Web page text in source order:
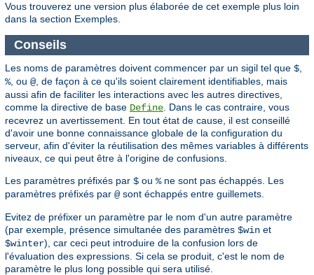
Vous trouverez une version plus élaborée de cet exemple plus loin
dans la section Exemples.
Conseils
Les noms de paramètres doivent commencer par un sigil tel que $
%, ou @, de façon à ce qu'ils soient clairement identifiables, mais
aussi afin de faciliter les interactions avec les autres directives,
comme la directive de base Define . Dans le cas contraire, vous
recevrez un avertissement. En tout état de cause, il est conseillé
d'avoir une bonne connaissance globale de la configuration du
serveur, afin d'éviter la réutilisation des mêmes variables à différents
niveaux, ce qui peut être à l'origine de confusions.
Les paramètres préfixés par $ ou %ne sont pas échappés. Les
paramètres préfixés par @sont échappés entre guillemets.
Evitez de préfixer un paramètre par le nom d'un autre paramètre
(par exemple, présence simultanée des paramètres $win et
$winter), car ceci peut introduire de la confusion lors de
l'évaluation des expressions. Si cela se produit, c'est le nom de
paramètre le plus long possible qui sera utilisé.